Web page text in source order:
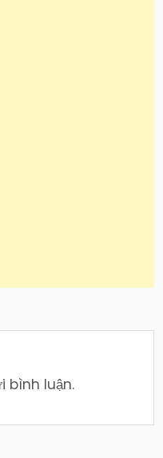
bình luận.